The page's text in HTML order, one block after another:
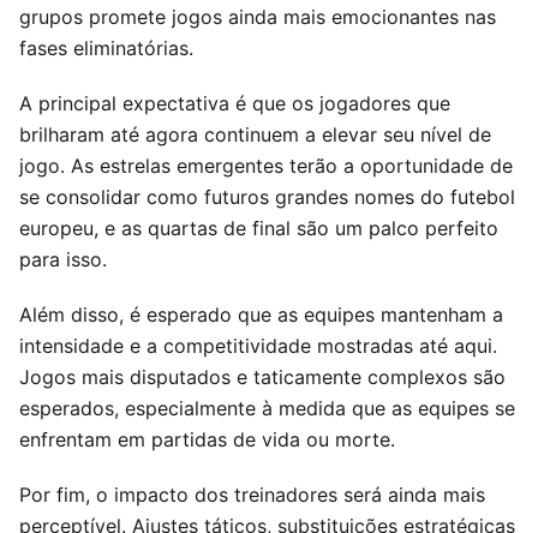
grupos promete jogos ainda mais emocionantes nas
fases eliminatórias.
A principal expectativa é que os jogadores que
brilharam até agora continuem a elevar seu nível de
jogo. As estrelas emergentes terão a oportunidade de
se consolidar como futuros grandes nomes do futebol
europeu, e as quartas de final são um palco perfeito
para isso.
Além disso, é esperado que as equipes mantenham a
intensidade e a competitividade mostradas até aqui.
Jogos mais disputados e taticamente complexos são
esperados, especialmente à medida que as equipes se
enfrentam em partidas de vida ou morte.
Por fim, o impacto dos treinadores será ainda mais
perceptível. Ajustes táticos, substituições estratégicas